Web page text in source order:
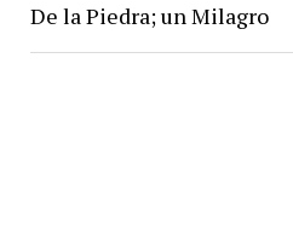
De la Piedra; un Milagro